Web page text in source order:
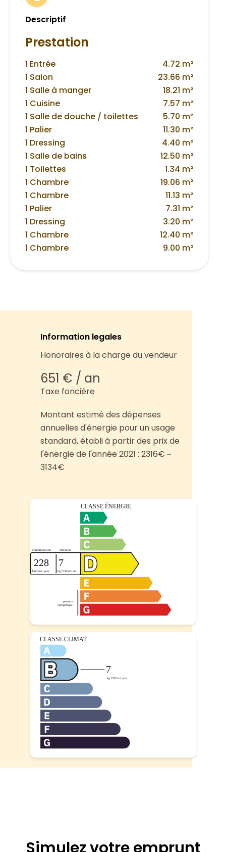
Descriptif
Prestation
1 Entrée
4.72 m²
1 Salon
23.66 m²
1 Salle à manger
18.21 m²
1 Cuisine
7.57 m²
1 Salle de douche / toilettes
5.70 m²
1 Palier
11.30 m²
1 Dressing
4.40 m²
1 Salle de bains
12.50 m²
1 Toilettes
1.34 m²
1 Chambre
19.06 m²
1 Chambre
11.13 m²
1 Palier
7.31 m²
1 Dressing
3.20 m²
1 Chambre
12.40 m²
1 Chambre
9.00 m²
Information legales
Honoraires à la charge du vendeur
651 € / an
Taxe foncière
Montant estimé des dépenses
annuelles d'énergie pour un usage
standard, établi à partir des prix de
l'énergie de l'année 2021 : 2316€ ~
3134€